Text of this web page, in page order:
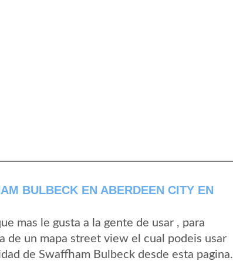
BULBECK EN ABERDEEN CITY EN
mas le gusta a la gente de usar , para
de un mapa street view el cual podeis usar
de Swaffham Bulbeck desde esta pagina.